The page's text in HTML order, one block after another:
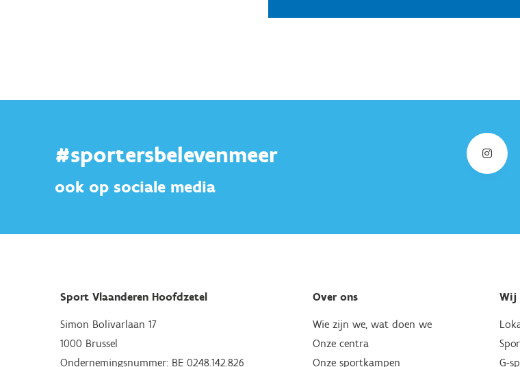
#sportersbelevenmeer
ook op sociale media
Sport Vlaanderen Hoofdzetel
Simon Bolivarlaan 17
1000 Brussel
Ondernemingsnummer: BE 0248.142.826
Over ons
Wie zijn we, wat doen we
Onze centra
Onze sportkampen
Wij
G-